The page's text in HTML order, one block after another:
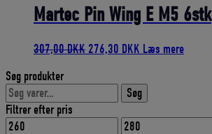
289,00 DKK.260,10 DKK.
Martec Pin Wing E M5 6stk
307,00DKK Den
307,00 DKK.
276,30 DKK Den
er:
276,30 DKK.
Læs mere
Søg produkter
Søg
efter:
Søg
Filtrer efter pris
Mindste
Højeste